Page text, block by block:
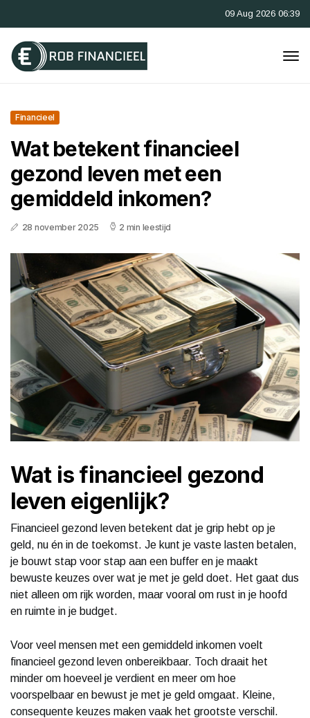
09 Aug 2026 06:39
Financieel
Wat betekent financieel
gezond leven met een
gemiddeld inkomen?
28 november 2025 2 min leestijd
Wat is financieel gezond
leven eigenlijk?
Financieel gezond leven betekent dat je grip hebt op je
geld, nu én in de toekomst. Je kunt je vaste lasten betalen,
je bouwt stap voor stap aan een buffer en je maakt
bewuste keuzes over wat je met je geld doet. Het gaat dus
niet alleen om rijk worden, maar vooral om rust in je hoofd
en ruimte in je budget.
Voor veel mensen met een gemiddeld inkomen voelt
financieel gezond leven onbereikbaar. Toch draait het
minder om hoeveel je verdient en meer om hoe
voorspelbaar en bewust je met je geld omgaat. Kleine,
consequente keuzes maken vaak het grootste verschil.